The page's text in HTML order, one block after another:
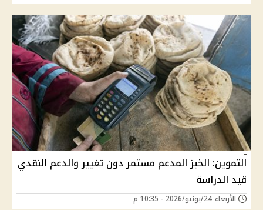
التموين: الخبز المدعم مستمر دون تغيير والدعم النقدي
قيد الدراسة
الأربعاء 24/يونيو/2026 - 10:35 م